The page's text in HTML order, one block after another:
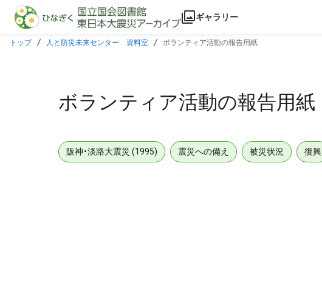
本文に飛ぶ
ギャラリー
トップ 人と防災未来センター 資料室 ボランティア活動の報告用紙
ボランティア活動の報告用紙
阪神・淡路大震災 (1995) 震災への備え 被災状況 復興